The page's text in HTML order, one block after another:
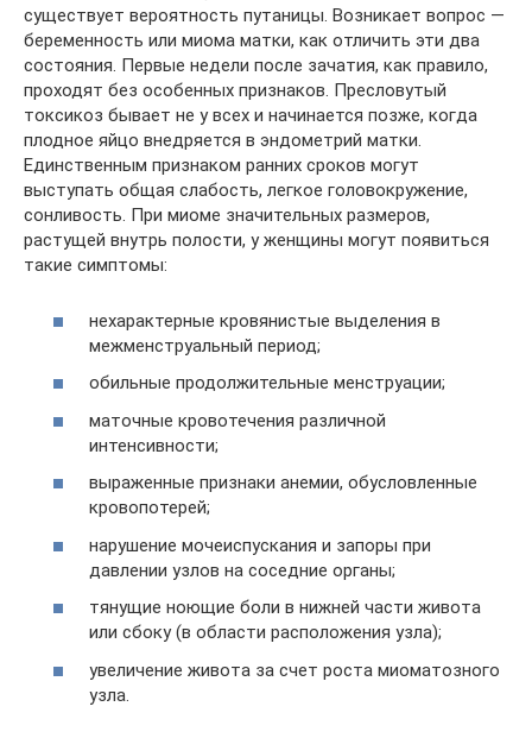
существует вероятность путаницы. Возникает вопрос —
беременность или миома матки, как отличить эти два
состояния. Первые недели после зачатия, как правило,
проходят без особенных признаков. Пресловутый
токсикоз бывает не у всех и начинается позже, когда
плодное яйцо внедряется в эндометрий матки.
Единственным признаком ранних сроков могут
выступать общая слабость, легкое головокружение,
сонливость. При миоме значительных размеров,
растущей внутрь полости, у женщины могут появиться
такие симптомы:
нехарактерные кровянистые выделения в
межменструальный период;
обильные продолжительные менструации;
маточные кровотечения различной
интенсивности;
выраженные признаки анемии, обусловленные
кровопотерей;
нарушение мочеиспускания и запоры при
давлении узлов на соседние органы;
тянущие ноющие боли в нижней части живота
или сбоку (в области расположения узла);
увеличение живота за счет роста миоматозного
узла.